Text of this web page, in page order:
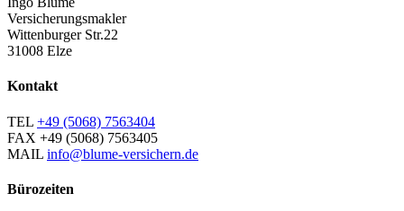
Versicherungsmakler
Wittenburger Str.22
31008 Elze
Kontakt
TEL +49 (5068) 7563404
FAX +49 (5068) 7563405
MAIL info@blume-versichern.de
Bürozeiten